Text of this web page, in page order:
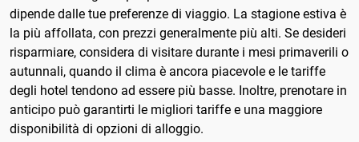
dipende dalle tue preferenze di viaggio. La stagione estiva è
la più affollata, con prezzi generalmente più alti. Se desideri
risparmiare, considera di visitare durante i mesi primaverili o
autunnali, quando il clima è ancora piacevole e le tariffe
degli hotel tendono ad essere più basse. Inoltre, prenotare in
anticipo può garantirti le migliori tariffe e una maggiore
disponibilità di opzioni di alloggio.